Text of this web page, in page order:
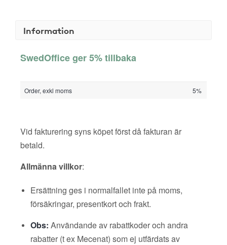
Information
SwedOffice ger 5% tillbaka
Order, exkl moms 5%
Vid fakturering syns köpet först då fakturan är
betald.
Allmänna villkor:
Ersättning ges i normalfallet inte på moms,
försäkringar, presentkort och frakt.
Obs: Användande av rabattkoder och andra
rabatter (t ex Mecenat) som ej utfärdats av